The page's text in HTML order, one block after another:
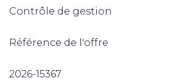
Contrôle de gestion
Référence de l'offre
2026-15367